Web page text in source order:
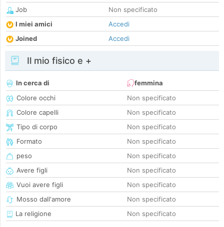
Job
Non specificato
I miei amici
Accedi
Joined
Accedi
Il mio fisico e +
In cerca di
femmina
Colore occhi
Non specificato
Colore capelli
Non specificato
Tipo di corpo
Non specificato
Formato
Non specificato
peso
Non specificato
Avere figli
Non specificato
Vuoi avere figli
Non specificato
Mosso dall'amore
Non specificato
La religione
Non specificato